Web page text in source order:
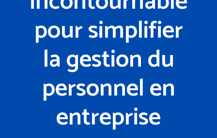
pour simplifier
la gestion du
personnel en
entreprise